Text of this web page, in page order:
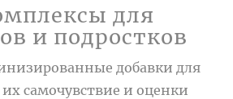
для
и подростков
добавки для
самочувствие и оценки